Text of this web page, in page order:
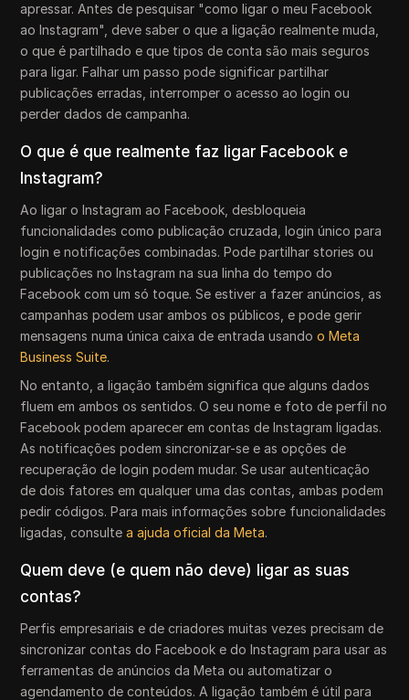
apressar. Antes de pesquisar "como ligar o meu Facebook
ao Instagram", deve saber o que a ligação realmente muda,
o que é partilhado e que tipos de conta são mais seguros
para ligar. Falhar um passo pode significar partilhar
publicações erradas, interromper o acesso ao login ou
perder dados de campanha.
O que é que realmente faz ligar Facebook e
Instagram?
Ao ligar o Instagram ao Facebook, desbloqueia
funcionalidades como publicação cruzada, login único para
login e notificações combinadas. Pode partilhar stories ou
publicações no Instagram na sua linha do tempo do
Facebook com um só toque. Se estiver a fazer anúncios, as
campanhas podem usar ambos os públicos, e pode gerir
mensagens numa única caixa de entrada usandoo Meta
Business Suite.
No entanto, a ligação também significa que alguns dados
fluem em ambos os sentidos. O seu nome e foto de perfil no
Facebook podem aparecer em contas de Instagram ligadas.
As notificações podem sincronizar-se e as opções de
recuperação de login podem mudar. Se usar autenticação
de dois fatores em qualquer uma das contas, ambas podem
pedir códigos. Para mais informações sobre funcionalidades
ligadas, consultea ajuda oficial da Meta.
Quem deve (e quem não deve) ligar as suas
contas?
Perfis empresariais e de criadores muitas vezes precisam de
sincronizar contas do Facebook e do Instagram para usar as
ferramentas de anúncios da Meta ou automatizar o
agendamento de conteúdos. A ligação também é útil para